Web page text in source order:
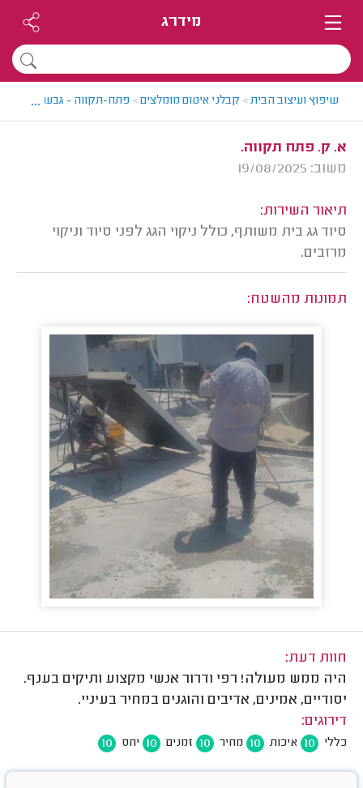
מידרג
שיפוץ ועיצוב הבית> קבלני איטום מומלצים> פתח-תקווה - גבעת שמואל
...
א. ק. פתח תקווה.
משוב: 19/08/2025
תיאור השירות:
סיוד גג בית משותף, כולל ניקוי הגג לפני סיוד וניקוי
מרזבים.
תמונות מהשטח:
חוות דעת:
היה ממש מעולה! רפי ודרור אנשי מקצוע ותיקים בענף.
יסודיים, אמינים, אדיבים והוגנים במחיר בעיניי.
דירוגים:
כללי 10 איכות 10 מחיר 10 זמנים 10 יחס 10